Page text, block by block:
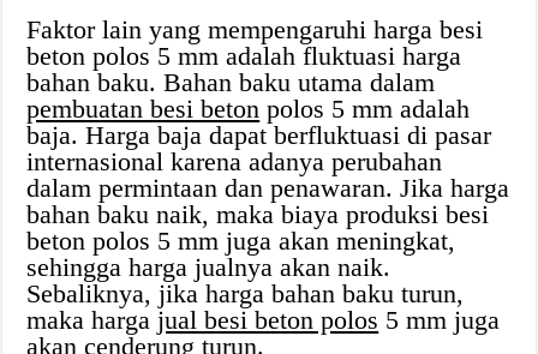
Faktor lain yang mempengaruhi harga besi
beton polos 5 mm adalah fluktuasi harga
bahan baku. Bahan baku utama dalam
pembuatan besi beton polos 5 mm adalah
baja. Harga baja dapat berfluktuasi di pasar
internasional karena adanya perubahan
dalam permintaan dan penawaran. Jika harga
bahan baku naik, maka biaya produksi besi
beton polos 5 mm juga akan meningkat,
sehingga harga jualnya akan naik.
Sebaliknya, jika harga bahan baku turun,
maka hargajual besi beton polos 5 mm juga
akan cenderung turun.